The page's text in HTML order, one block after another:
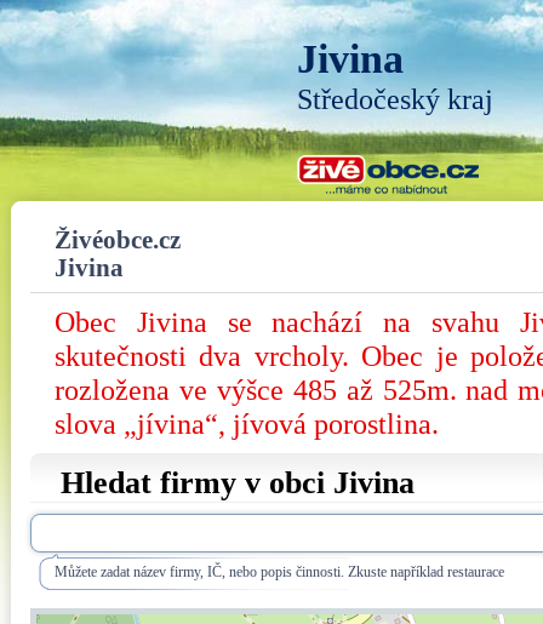
Jivina
Středočeský kraj
Živéobce.cz
Jivina
Obec Jivina se nachází na svahu
skutečnosti dva vrcholy. Obec je
rozložena ve výšce 485 až 525m. nad
slova „jívina“, jívová porostlina.
Hledat firmy v obci Jivina
Můžete zadat název firmy, IČ, nebo popis činnosti. Zkuste například restaurace